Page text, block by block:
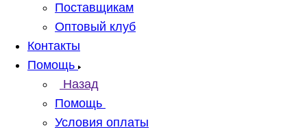
Поставщикам
Оптовый клуб
Контакты
Помощь
Назад
Помощь
Условия оплаты